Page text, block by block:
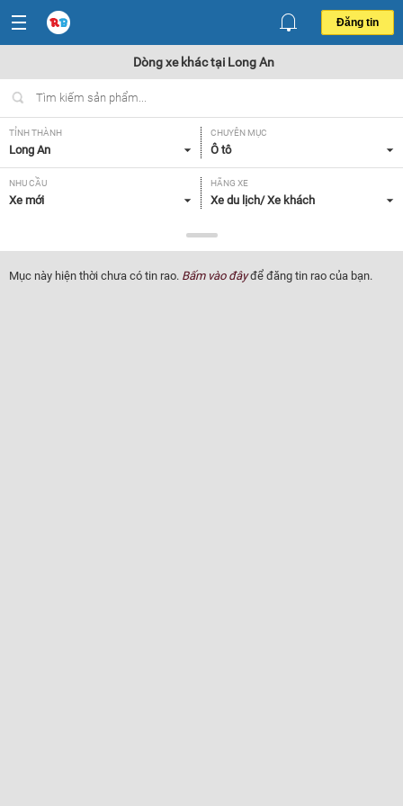
Đăng tin
Dòng xe khác tại Long An
TỈNH THÀNH
Long An
CHUYÊN MỤC
Ô tô
NHU CẦU
Xe mới
HÃNG XE
Xe du lịch/ Xe khách
Dòng xe khác
NĂM SẢN XUẤT
Tất cả
GIÁ XE XUẤT XỨ
Mục này hiện thời chưa có tin rao. Bấm vào đâyđể đăng tin rao của bạn.